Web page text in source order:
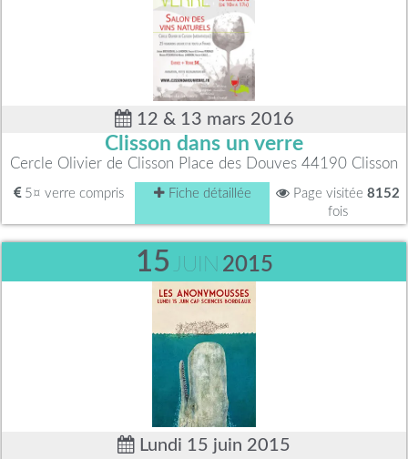
12 & 13 mars 2016
Clisson dans un verre
Cercle Olivier de Clisson Place des Douves 44190 Clisson
5¤ verre compris Fiche détaillée Page visitée 8152
fois
15 JUIN 2015
Lundi 15 juin 2015